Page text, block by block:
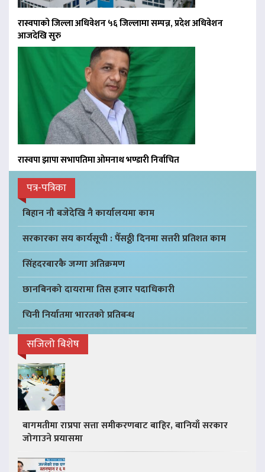
रास्वपाको जिल्ला अधिवेशन ५६ जिल्लामा सम्पन्न, प्रदेश अधिवेशन
आजदेखि सुरु
रास्वपा झापा सभापतिमा ओमनाथ भण्डारी निर्वाचित
पत्र-पत्रिका
बिहान नौ बजेदेखि नै कार्यालयमा काम
सरकारका सय कार्यसूची : पैँसठ्ठी दिनमा सत्तरी प्रतिशत काम
सिंहदरबारकै जग्गा अतिक्रमण
छानबिनको दायरामा तिस हजार पदाधिकारी
चिनी निर्यातमा भारतको प्रतिबन्ध
सजिलो बिशेष
बागमतीमा राप्रपा सत्ता समीकरणबाट बाहिर, बानियाँ सरकार
जोगाउने प्रयासमा